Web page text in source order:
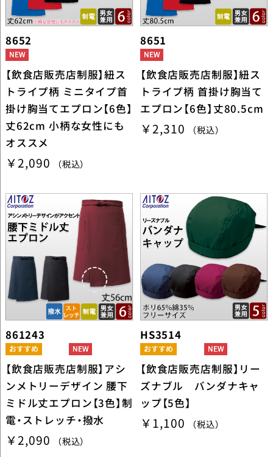
8652
【飲食店販売店制服】紐ス
トライプ柄 ミニタイプ首
掛け胸当てエプロン【6色】
丈62cm 小柄な女性にも
オススメ
￥2,090 （税込）
8651
【飲食店販売店制服】紐ス
トライプ柄 首掛け胸当て
エプロン【6色】丈80.5cm
￥2,310 （税込）
861243
【飲食店販売店制服】アシ
ンメトリーデザイン 腰下
ミドル丈エプロン【3色】制
電・ストレッチ・撥水
￥2,090 （税込）
HS3514
【飲食店販売店制服】リー
ズナブル バンダナキャ
ップ【5色】
￥1,100 （税込）